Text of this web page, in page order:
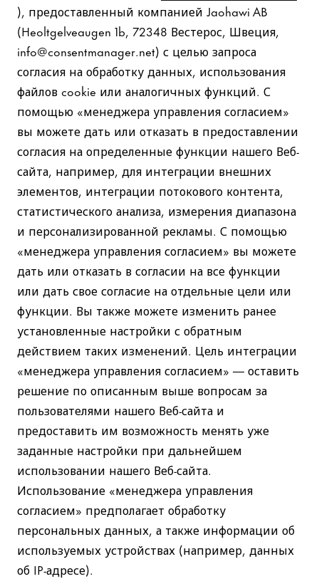
), предоставленный компанией Jaohawi AB
(Heoltgelveaugen 1b, 72348 Вестерос, Швеция,
info@consentmanager.net) с целью запроса
согласия на обработку данных, использования
файлов cookie или аналогичных функций. С
помощью «менеджера управления согласием»
вы можете дать или отказать в предоставлении
согласия на определенные функции нашего Веб-
сайта, например, для интеграции внешних
элементов, интеграции потокового контента,
статистического анализа, измерения диапазона
и персонализированной рекламы. С помощью
«менеджера управления согласием» вы можете
дать или отказать в согласии на все функции
или дать свое согласие на отдельные цели или
функции. Вы также можете изменить ранее
установленные настройки с обратным
действием таких изменений. Цель интеграции
«менеджера управления согласием» — оставить
решение по описанным выше вопросам за
пользователями нашего Веб-сайта и
предоставить им возможность менять уже
заданные настройки при дальнейшем
использовании нашего Веб-сайта.
Использование «менеджера управления
согласием» предполагает обработку
персональных данных, а также информации об
используемых устройствах (например, данных
об IP-адресе).